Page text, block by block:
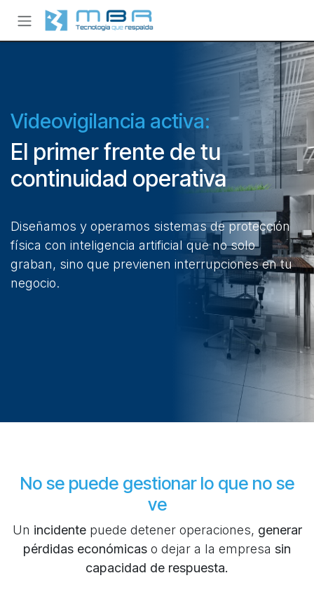
Ir al contenido
Videovigilancia activa:
El primer frente de tu
continuidad operativa
Diseñamos y operamos sistemas de protección
física con inteligencia artificial que no solo
graban, sino que previenen interrupciones en tu
negocio.
No se puede gestionar lo que no se
ve
Un incidentepuede detener operaciones, generar
pérdidas económicas o dejar a la empresa sin
capacidad de respuesta.